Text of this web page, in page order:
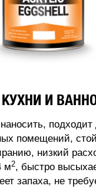
И
подходит
помещений,
низкий
м2, быстро
запаха, не